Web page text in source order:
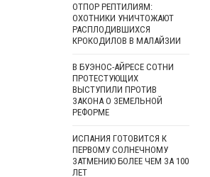
ОТПОР РЕПТИЛИЯМ:
ОХОТНИКИ УНИЧТОЖАЮТ
РАСПЛОДИВШИХСЯ
КРОКОДИЛОВ В МАЛАЙЗИИ
В БУЭНОС-АЙРЕСЕ СОТНИ
ПРОТЕСТУЮЩИХ
ВЫСТУПИЛИ ПРОТИВ
ЗАКОНА О ЗЕМЕЛЬНОЙ
РЕФОРМЕ
ИСПАНИЯ ГОТОВИТСЯ К
ПЕРВОМУ СОЛНЕЧНОМУ
ЗАТМЕНИЮ БОЛЕЕ ЧЕМ ЗА 100
ЛЕТ